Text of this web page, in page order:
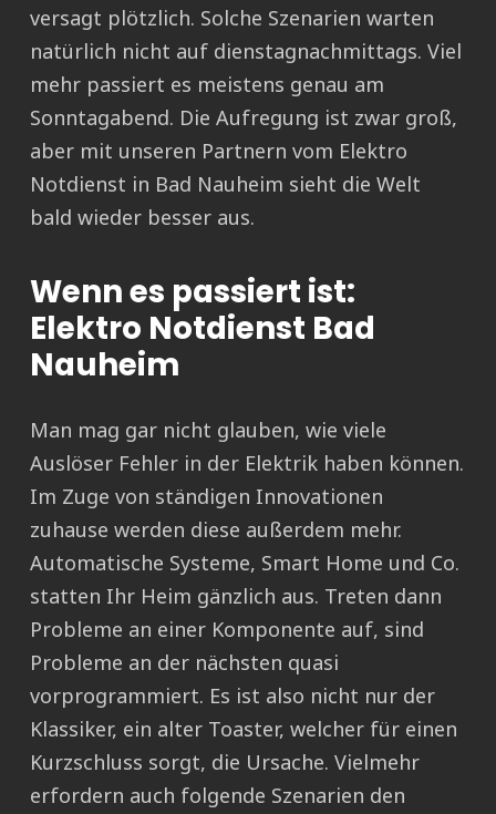
versagt plötzlich. Solche Szenarien warten
natürlich nicht auf dienstagnachmittags. Viel
mehr passiert es meistens genau am
Sonntagabend. Die Aufregung ist zwar groß,
aber mit unseren Partnern vom Elektro
Notdienst in Bad Nauheim sieht die Welt
bald wieder besser aus.
Wenn es passiert ist:
Elektro Notdienst Bad
Nauheim
Man mag gar nicht glauben, wie viele
Auslöser Fehler in der Elektrik haben können.
Im Zuge von ständigen Innovationen
zuhause werden diese außerdem mehr.
Automatische Systeme, Smart Home und Co.
statten Ihr Heim gänzlich aus. Treten dann
Probleme an einer Komponente auf, sind
Probleme an der nächsten quasi
vorprogrammiert. Es ist also nicht nur der
Klassiker, ein alter Toaster, welcher für einen
Kurzschluss sorgt, die Ursache. Vielmehr
erfordern auch folgende Szenarien den